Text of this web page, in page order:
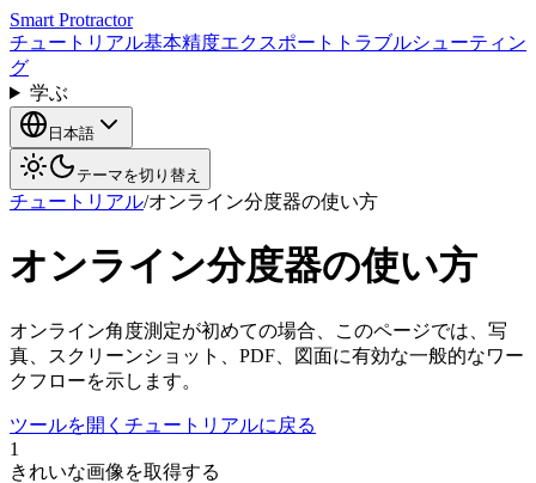
Smart Protractor
チュートリアル基本精度エクスポート トラブルシューティン
グ
学ぶ
日本語
テーマを切り替え
チュートリアル/オンライン分度器の使い方
オンライン分度器の使い方
オンライン角度測定が初めての場合、このページでは、写
真、スクリーンショット、PDF、図面に有効な一般的なワー
クフローを示します。
ツールを開く チュートリアルに戻る
1
きれいな画像を取得する